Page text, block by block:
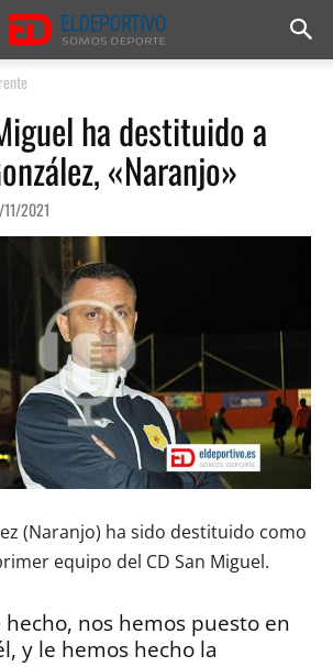
ha destituido a
«Naranjo»
2021
(Naranjo) ha sido destituido como
equipo del CD San Miguel.
hecho, nos hemos puesto en
y le hemos hecho la